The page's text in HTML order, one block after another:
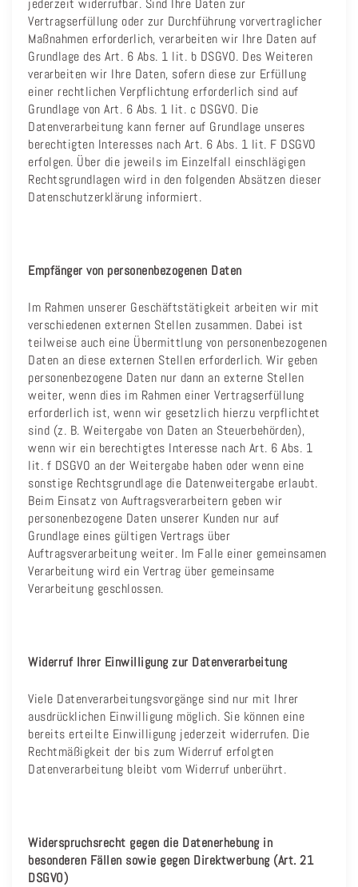
jederzeit widerrufbar. Sind Ihre Daten zur
Vertragserfüllung oder zur Durchführung vorvertraglicher
Maßnahmen erforderlich, verarbeiten wir Ihre Daten auf
Grundlage des Art. 6 Abs. 1 lit. b DSGVO. Des Weiteren
verarbeiten wir Ihre Daten, sofern diese zur Erfüllung
einer rechtlichen Verpflichtung erforderlich sind auf
Grundlage von Art. 6 Abs. 1 lit. c DSGVO. Die
Datenverarbeitung kann ferner auf Grundlage unseres
berechtigten Interesses nach Art. 6 Abs. 1 lit. F DSGVO
erfolgen. Über die jeweils im Einzelfall einschlägigen
Rechtsgrundlagen wird in den folgenden Absätzen dieser
Datenschutzerklärung informiert.
Empfänger von personenbezogenen Daten
Im Rahmen unserer Geschäftstätigkeit arbeiten wir mit
verschiedenen externen Stellen zusammen. Dabei ist
teilweise auch eine Übermittlung von personenbezogenen
Daten an diese externen Stellen erforderlich. Wir geben
personenbezogene Daten nur dann an externe Stellen
weiter, wenn dies im Rahmen einer Vertragserfüllung
erforderlich ist, wenn wir gesetzlich hierzu verpflichtet
sind (z. B. Weitergabe von Daten an Steuerbehörden),
wenn wir ein berechtigtes Interesse nach Art. 6 Abs. 1
lit. f DSGVO an der Weitergabe haben oder wenn eine
sonstige Rechtsgrundlage die Datenweitergabe erlaubt.
Beim Einsatz von Auftragsverarbeitern geben wir
personenbezogene Daten unserer Kunden nur auf
Grundlage eines gültigen Vertrags über
Auftragsverarbeitung weiter. Im Falle einer gemeinsamen
Verarbeitung wird ein Vertrag über gemeinsame
Verarbeitung geschlossen.
Widerruf Ihrer Einwilligung zur Datenverarbeitung
Viele Datenverarbeitungsvorgänge sind nur mit Ihrer
ausdrücklichen Einwilligung möglich. Sie können eine
bereits erteilte Einwilligung jederzeit widerrufen. Die
Rechtmäßigkeit der bis zum Widerruf erfolgten
Datenverarbeitung bleibt vom Widerruf unberührt.
Widerspruchsrecht gegen die Datenerhebung in
besonderen Fällen sowie gegen Direktwerbung (Art. 21
DSGVO)